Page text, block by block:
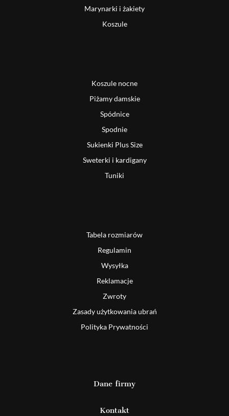
Marynarki i żakiety
Koszule
Koszule nocne
Piżamy damskie
Spódnice
Spodnie
Sukienki Plus Size
Sweterki i kardigany
Tuniki
Tabela rozmiarów
Regulamin
Wysyłka
Reklamacje
Zwroty
Zasady użytkowania ubrań
Polityka Prywatności
Dane firmy
Kontakt